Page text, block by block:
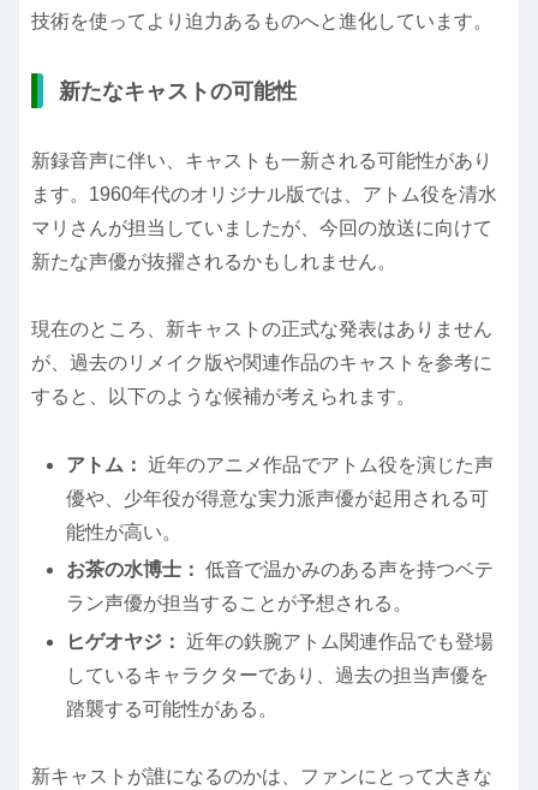
技術を使ってより迫力あるものへと進化しています。
新たなキャストの可能性
新録音声に伴い、キャストも一新される可能性があり
ます。1960年代のオリジナル版では、アトム役を清水
マリさんが担当していましたが、今回の放送に向けて
新たな声優が抜擢されるかもしれません。
現在のところ、新キャストの正式な発表はありません
が、過去のリメイク版や関連作品のキャストを参考に
すると、以下のような候補が考えられます。
アトム： 近年のアニメ作品でアトム役を演じた声
優や、少年役が得意な実力派声優が起用される可
能性が高い。
お茶の水博士： 低音で温かみのある声を持つベテ
ラン声優が担当することが予想される。
ヒゲオヤジ： 近年の鉄腕アトム関連作品でも登場
しているキャラクターであり、過去の担当声優を
踏襲する可能性がある。
新キャストが誰になるのかは、ファンにとって大きな